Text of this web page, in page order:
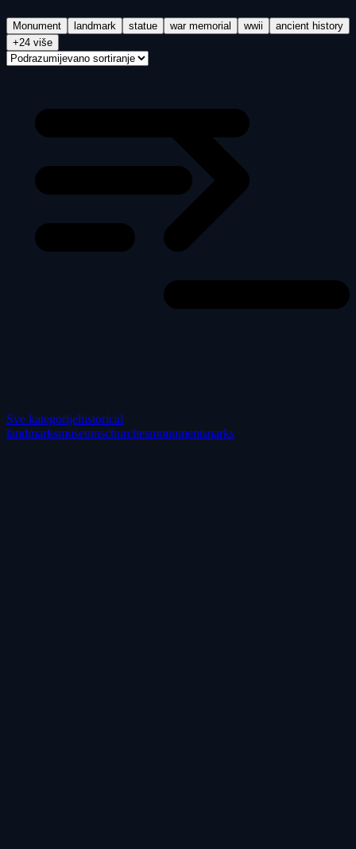
Monument landmark statue war memorial wwii
ancient history
+24 više
Sve kategorijehistorical
landmarksmuseumschurchesmonumentsparks